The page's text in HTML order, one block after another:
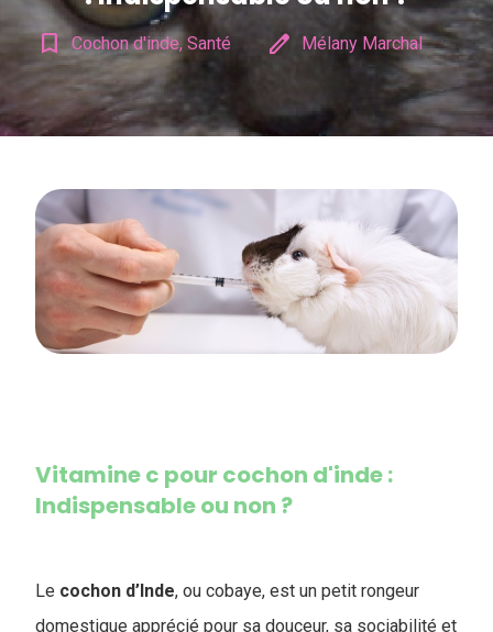
bookmark_border Cochon d'inde, Santé edit Mélany Marchal
Vitamine c pour cochon d'inde​ :
Indispensable ou non ?
Le cochon d’Inde, ou cobaye, est un petit rongeur
domestique apprécié pour sa douceur, sa sociabilité et